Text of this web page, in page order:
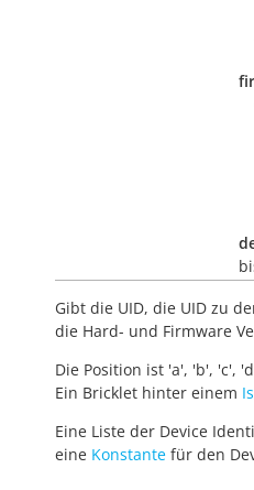
Gibt die UID, die UID zu
die Hard- und Firmware
Die Position ist 'a', 'b', 'c',
Ein Bricklet hinter einem
Eine Liste der Device
eine Konstante für den